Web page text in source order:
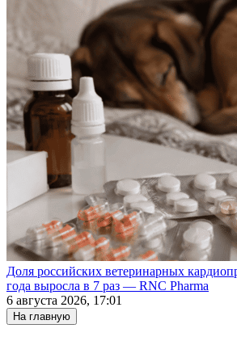
Доля российских ветеринарных
года выросла в 7 раз — RNC Pharma
6 августа 2026, 17:01
На главную